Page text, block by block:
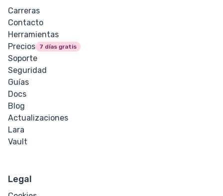
Carreras
Contacto
Herramientas
Precios
7 días gratis
Soporte
Seguridad
Guías
Docs
Blog
Actualizaciones
Lara
Vault
Legal